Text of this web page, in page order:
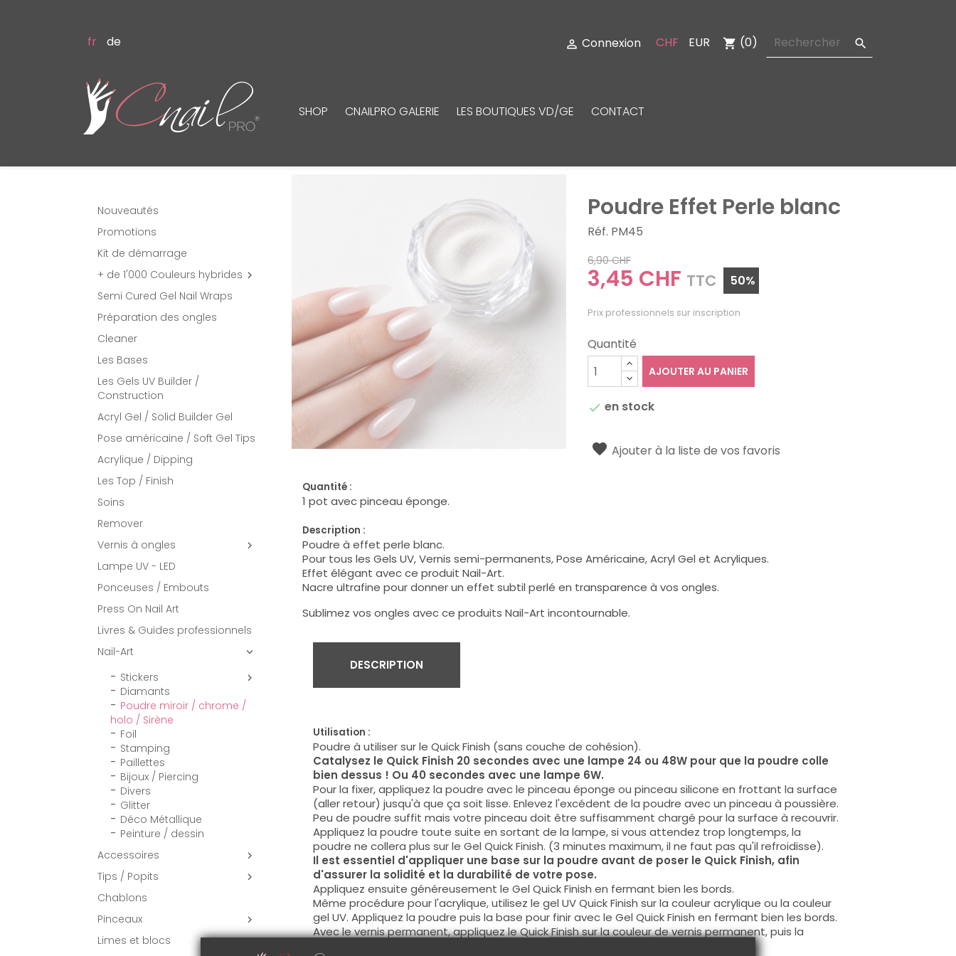
fr de  Connexion CHF EUR shopping_cart (0) 
SHOP CNAILPRO GALERIE LES BOUTIQUES VD/GE CONTACT
Nouveautés
Promotions
Kit de démarrage
+ de 1'000 Couleurs hybrides 
Semi Cured Gel Nail Wraps
Préparation des ongles
Cleaner
Les Bases
Les Gels UV Builder /
Construction
Acryl Gel / Solid Builder Gel
Pose américaine / Soft Gel Tips
Acrylique / Dipping
Les Top / Finish
Soins
Remover
Vernis à ongles

Lampe UV - LED
Ponceuses / Embouts
Press On Nail Art
Livres & Guides professionnels
Nail-Art

Stickers 
Diamants
Poudre miroir / chrome /
holo / Sirène
Foil
Stamping
Paillettes
Bijoux / Piercing
Divers
Glitter
Déco Métallique
Peinture / dessin
Accessoires

Tips / Popits 
Chablons
Pinceaux

Limes et blocs
Poudre Effet Perle blanc
Réf. PM45
6,90 CHF
3,45 CHF TTC 50%
Prix professionnels sur inscription
Quantité
AJOUTER AU PANIER
 en stock
Ajouter à la liste de vos favoris
Quantité :
1 pot avec pinceau éponge.
Description :
Poudre à effet perle blanc.
Pour tous les Gels UV, Vernis semi-permanents, Pose Américaine, Acryl Gel et Acryliques.
Effet élégant avec ce produit Nail-Art.
Nacre ultrafine pour donner un effet subtil perlé en transparence à vos ongles.
Sublimez vos ongles avec ce produits Nail-Art incontournable.
DESCRIPTION
Utilisation :
Poudre à utiliser sur le Quick Finish (sans couche de cohésion).
Catalysez le Quick Finish 20 secondes avec une lampe 24 ou 48W pour que la poudre colle
bien dessus ! Ou 40 secondes avec une lampe 6W.
Pour la fixer, appliquez la poudre avec le pinceau éponge ou pinceau silicone en frottant la surface
(aller retour) jusqu'à que ça soit lisse. Enlevez l'excédent de la poudre avec un pinceau à poussière.
Peu de poudre suffit mais votre pinceau doit être suffisamment chargé pour la surface à recouvrir.
Appliquez la poudre toute suite en sortant de la lampe, si vous attendez trop longtemps, la
poudre ne collera plus sur le Gel Quick Finish. (3 minutes maximum, il ne faut pas qu'il refroidisse).
Il est essentiel d'appliquer une base sur la poudre avant de poser le Quick Finish, afin
d'assurer la solidité et la durabilité de votre pose.
Appliquez ensuite généreusement le Gel Quick Finish en fermant bien les bords.
Même procédure pour l'acrylique, utilisez le gel UV Quick Finish sur la couleur acrylique ou la couleur
gel UV. Appliquez la poudre puis la base pour finir avec le Gel Quick Finish en fermant bien les bords.
Avec le vernis permanent, appliquez le Quick Finish sur la couleur de vernis permanent, puis la